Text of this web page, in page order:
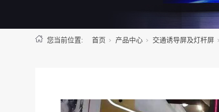
您当前位置: 首页 产品中心 交通诱导屏及灯杆屏